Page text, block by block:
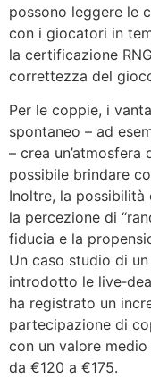
possono leggere le
con i giocatori in
la certificazione
correttezza del
Per le coppie, i
spontaneo – ad
– crea
possibile brindare
Inoltre, la possibilità
la percezione di
fiducia e la
Un caso studio di
introdotto le
ha registrato un
partecipazione di
con un valore
da €120 a €175.